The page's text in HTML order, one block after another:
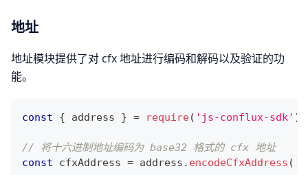
地址
地址模块提供了对 cfx 地址进行编码和解码以及验证的功
能。
const { address } = require( 'js-conflux-sdk' )
// 将十六进制地址编码为 base32 格式的 cfx 地址
const cfxAddress = address . encodeCfxAddress (